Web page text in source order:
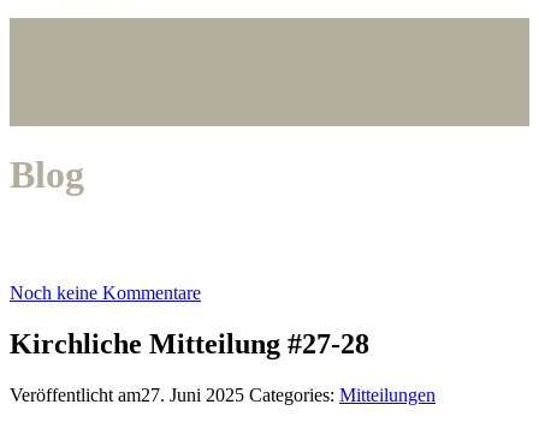
Blog
Noch keine Kommentare
Kirchliche Mitteilung #27-28
Veröffentlicht am27. Juni 2025 Categories: Mitteilungen